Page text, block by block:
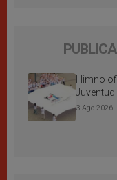
Himno
Juventud
3 Ago 2026